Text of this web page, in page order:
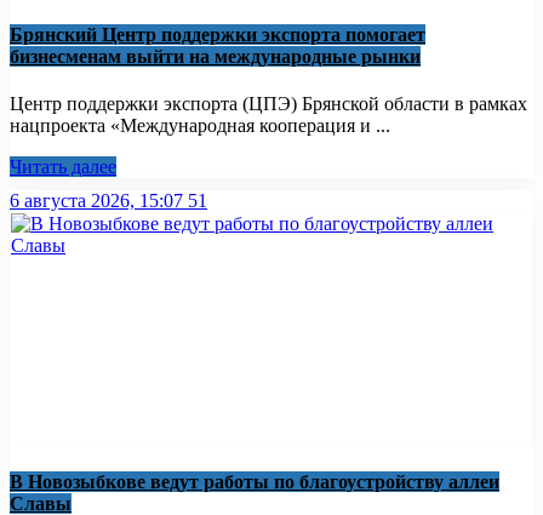
Брянский Центр поддержки экспорта помогает
бизнесменам выйти на международные рынки
Центр поддержки экспорта (ЦПЭ) Брянской области в рамках
нацпроекта «Международная кооперация и ...
Читать далее
6 августа 2026, 15:07 51
В Новозыбкове ведут работы по благоустройству аллеи
Славы